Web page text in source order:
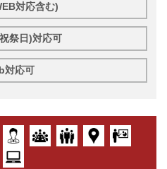
対応含む)
祭日)対応可
対応可